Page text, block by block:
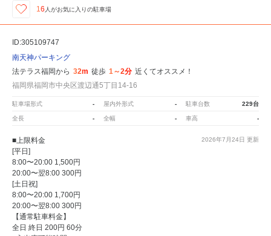
16 人がお気に入りの駐車場
ID:305109747
南天神パーキング
法テラス福岡から 32m 徒歩 1～2分 近くてオススメ！
福岡県福岡市中央区渡辺通5丁目14-16
駐車場形式 - 屋内外形式 - 駐車台数 229台
全長 - 全幅 - 車高 -
2026年7月24日 更新
■上限料金
[平日]
8:00〜20:00 1,500円
20:00〜翌8:00 300円
[土日祝]
8:00〜20:00 1,700円
20:00〜翌8:00 300円
【通常駐車料金】
全日 終日 200円 60分